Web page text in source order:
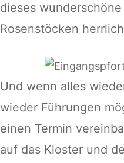
dieses
Rosenstöcken
Und wenn alles
wieder Führungen
einen Termin
auf das Kloster und